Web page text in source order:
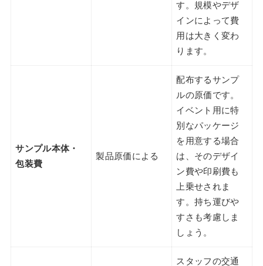
す。規模やデザ
インによって費
用は大きく変わ
ります。
サンプル本体・
包装費
製品原価による
配布するサンプ
ルの原価です。
イベント用に特
別なパッケージ
を用意する場合
は、そのデザイ
ン費や印刷費も
上乗せされま
す。持ち運びや
すさも考慮しま
しょう。
スタッフの交通